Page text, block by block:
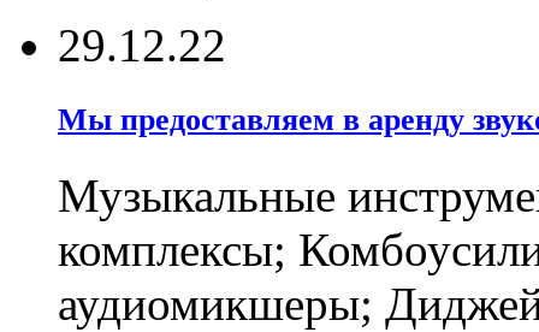
29.12.22
Мы предоставляем в аренду
Музыкальные
комплексы;
аудиомикшеры;